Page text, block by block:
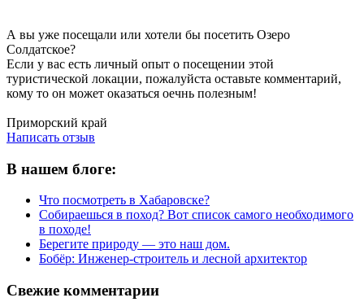
А вы уже посещали или хотели бы посетить Озеро
Солдатское?
Если у вас есть личный опыт о посещении этой
туристической локации, пожалуйста оставьте комментарий,
кому то он может оказаться оечнь полезным!
Приморский край
Написать отзыв
В нашем блоге:
Что посмотреть в Хабаровске?
Собираешься в поход? Вот список самого необходимого
в походе!
Берегите природу — это наш дом.
Бобёр: Инженер-строитель и лесной архитектор
Свежие комментарии